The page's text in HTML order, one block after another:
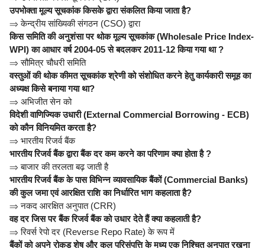
उपभोक्ता मूल्य सूचकांक किसके द्वारा संकलित किया जाता है?
⇒ केन्द्रीय सांख्यिकी संगठन (CSO) द्वारा
किस समिति की अनुशंसा पर थोक मूल्य सूचकांक (Wholesale Price Index-
WPI) का आधार वर्ष 2004-05 से बदलकर 2011-12 किया गया था ?
⇒ सौमित्र चौधरी समिति
वस्तुओं की थोक कीमत सूचकांक श्रेणी को संशोधित करने हेतु कार्यकारी समूह का
अध्यक्ष किसे बनाया गया था?
⇒ अभिजीत सेन को
विदेशी वाणिज्यिक उधारी (External Commercial Borrowing - ECB)
को कौन विनियमित करता है?
⇒ भारतीय रिजर्व बैंक
भारतीय रिजर्व बैंक द्वारा बैंक दर कम करने का परिणाम क्या होता है ?
⇒ बाजार की तरलता बढ़ जाती है
भारतीय रिजर्व बैंक के पास विभिन्न व्यावसायिक बैंकों (Commercial Banks)
की कुल जमा एवं आरक्षित राशि का निर्धारित भाग कहलाता है?
⇒ नकद आरक्षित अनुपात (CRR)
वह दर जिस पर बैंक रिजर्व बैंक को उधार देते हैं क्या कहलाती है?
⇒ रिवर्स रेपो दर (Reverse Repo Rate) के रूप में
बैंकों को अपने रोकड़ शेष और कुल परिसंपत्ति के मध्य एक निश्चित अनुपात रखना